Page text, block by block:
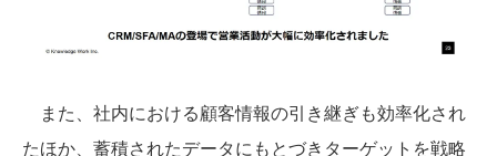
また、社内における顧客情報の引き継ぎも効率化され
たほか、蓄積されたデータにもとづきターゲットを戦略